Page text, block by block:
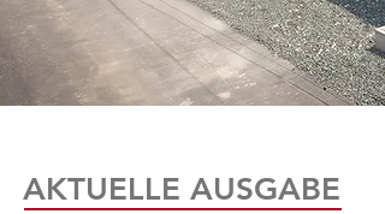
AKTUELLE AUSGABE